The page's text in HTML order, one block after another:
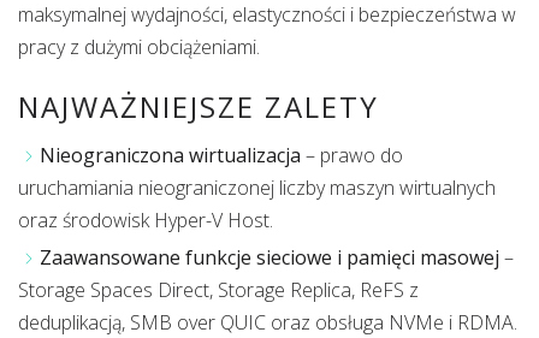
maksymalnej wydajności, elastyczności i bezpieczeństwa w
pracy z dużymi obciążeniami.
NAJWAŻNIEJSZE ZALETY
Nieograniczona wirtualizacja – prawo do
uruchamiania nieograniczonej liczby maszyn wirtualnych
oraz środowisk Hyper-V Host.
Zaawansowane funkcje sieciowe i pamięci masowej –
Storage Spaces Direct, Storage Replica, ReFS z
deduplikacją, SMB over QUIC oraz obsługa NVMe i RDMA.